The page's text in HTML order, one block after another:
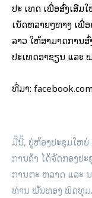
ປະ ເທດ ເພື່ອສົ່ງເສີມ
ເນັດຫລາຍໆທາງ ເພື່
ລາວ ໃຫ້ສາມາດການ
ປະເທດອາຊຽນ ແລະ
ທີ່​ມາ:
ມື້ນີ້, ຢູ່ຫ້ອງປະຊຸມໃຫຍ່
ການຄ້າ ໄດ້ຈັດກອງປ
ການຕະ ຫລາດ ແລະ
ທ່ານ ພັນທອງ ພິດທຸມ